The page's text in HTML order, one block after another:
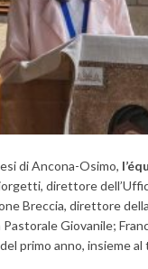
di Ancona-Osimo,
direttore
Breccia, direttore
Giovanile;
primo anno, insieme